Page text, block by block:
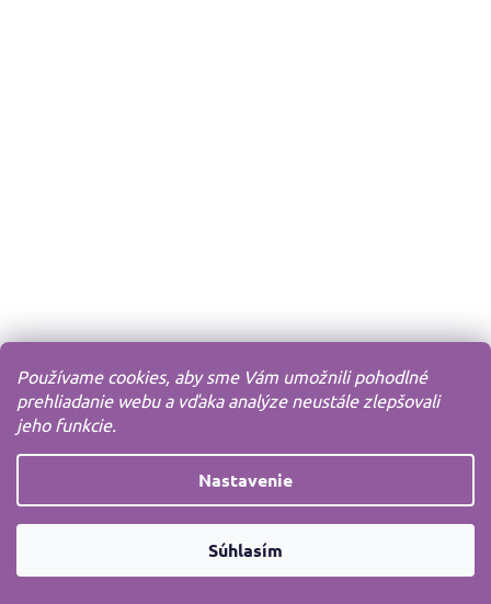
Používame cookies, aby sme Vám umožnili pohodlné
prehliadanie webu a vďaka analýze neustále zlepšovali
jeho funkcie.
Nastavenie
Súhlasím